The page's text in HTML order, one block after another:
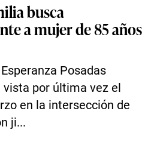
busca
a mujer de 85 años
Posadas
por última vez el
en la intersección de
ji...